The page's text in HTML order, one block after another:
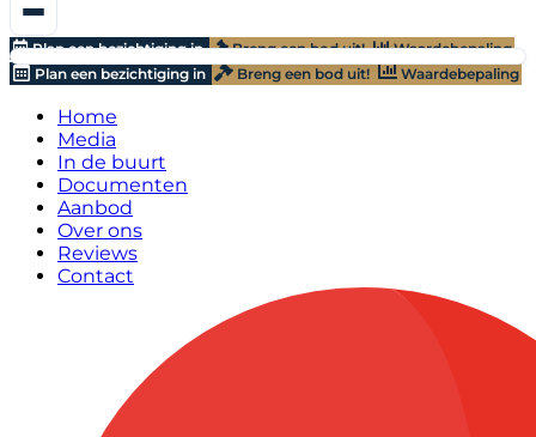
Plan een bezichtiging in Breng een bod uit!
Waardebepaling
Plan een bezichtiging in
Breng een bod uit! Waardebepaling
Home
Media
In de buurt
Documenten
Aanbod
Over ons
Reviews
Contact